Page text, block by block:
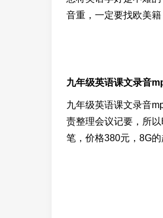
音重，一定要找欧美籍
九年级英语课文录音
九年级英语课文录音
责整理会议记要，所
笔，价格380元，8G的